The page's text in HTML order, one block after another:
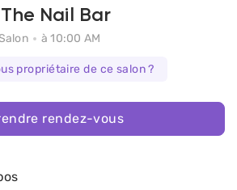
The Nail Bar
à 10:00 AM
propriétaire de ce salon ?
rendez-vous